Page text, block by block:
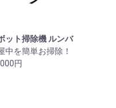
ット掃除機 ルンバ
中を簡単お掃除！
円